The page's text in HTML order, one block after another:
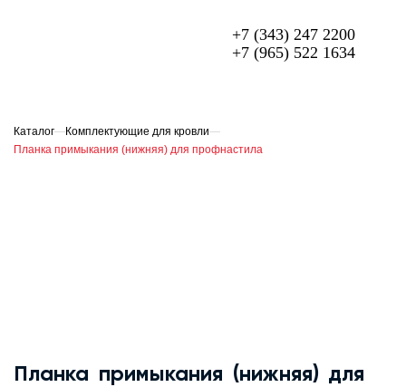
+7 (343) 247 2200
+7 (965) 522 1634
ПРОФЛИСТ
Каталог—Комплектующие для кровли—
Планка примыкания (нижняя) для профнастила
Планка примыкания (нижняя) для